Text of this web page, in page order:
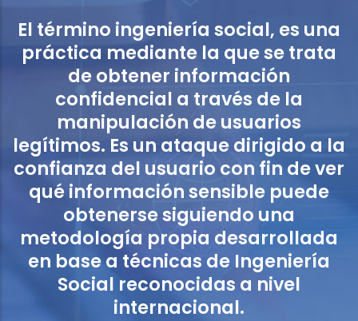
El término ingeniería social, es una
práctica mediante la que se trata
de obtener información
confidencial a través de la
manipulación de usuarios
legítimos. Es un ataque dirigido a la
confianza del usuario con fin de ver
qué información sensible puede
obtenerse siguiendo una
metodología propia desarrollada
en base a técnicas de Ingeniería
Social reconocidas a nivel
internacional.